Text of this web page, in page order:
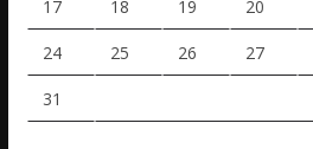
17 18 19 20
24 25 26 27
31